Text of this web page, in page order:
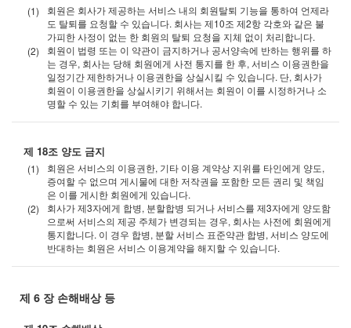
회원은 회사가 제공하는 서비스 내의 회원탈퇴 기능을 통하여 언제라
도 탈퇴를 요청할 수 있습니다. 회사는 제10조 제2항 각호와 같은 불
가피한 사정이 없는 한 회원의 탈퇴 요청을 지체 없이 처리합니다.
회원이 법령 또는 이 약관이 금지하거나 공서양속에 반하는 행위를 하
는 경우, 회사는 당해 회원에게 사전 통지를 한 후, 서비스 이용권한을
일정기간 제한하거나 이용권한을 상실시킬 수 있습니다. 단, 회사가
회원이 이용권한을 상실시키기 위해서는 회원이 이를 시정하거나 소
명할 수 있는 기회를 부여해야 합니다.
제 18조 양도 금지
회원은 서비스의 이용권한, 기타 이용 계약상 지위를 타인에게 양도,
증여할 수 없으며 게시물에 대한 저작권을 포함한 모든 권리 및 책임
은 이를 게시한 회원에게 있습니다.
회사가 제3자에게 합병, 분할합병 되거나 서비스를 제3자에게 양도함
으로써 서비스의 제공 주체가 변경되는 경우, 회사는 사전에 회원에게
통지합니다. 이 경우 합병, 분할 서비스 표준약관 합병, 서비스 양도에
반대하는 회원은 서비스 이용계약을 해지할 수 있습니다.
제 6 장 손해배상 등